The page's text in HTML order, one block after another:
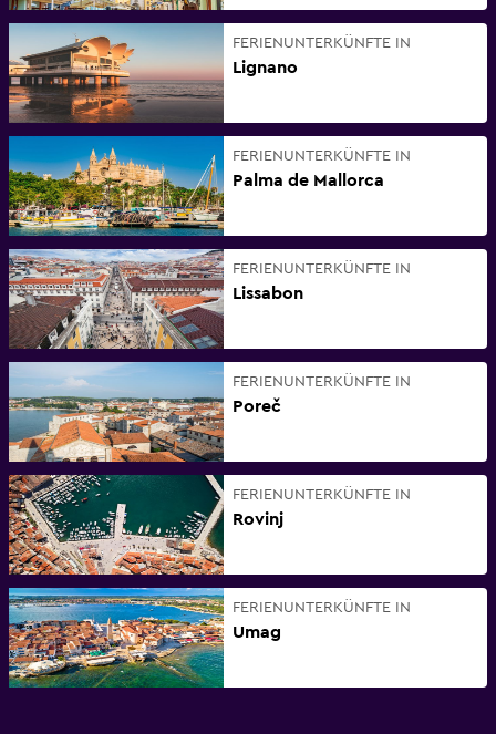
FERIENUNTERKÜNFTE IN
Lignano
FERIENUNTERKÜNFTE IN
Palma de Mallorca
FERIENUNTERKÜNFTE IN
Lissabon
FERIENUNTERKÜNFTE IN
Poreč
FERIENUNTERKÜNFTE IN
Rovinj
FERIENUNTERKÜNFTE IN
Umag